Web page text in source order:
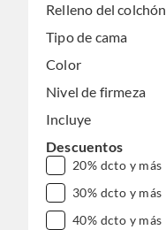
Relleno del colchón
Tipo de cama
Color
Nivel de firmeza
Incluye
Descuentos
20% dcto y más
30% dcto y más
40% dcto y más